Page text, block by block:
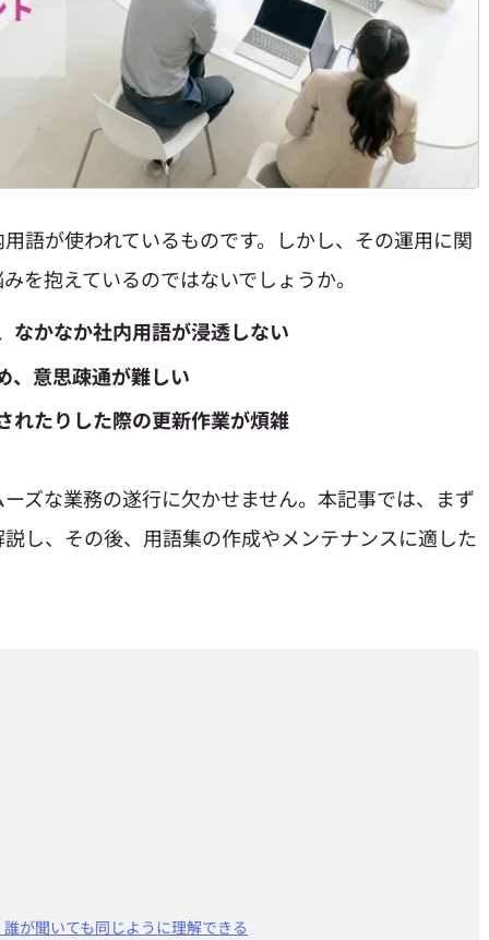
語が使われているものです。しかし、その運用に関
を抱えているのではないでしょうか。
なかなか社内用語が浸透しない
、意思疎通が難しい
れたりした際の更新作業が煩雑
ズな業務の遂行に欠かせません。本記事では、まず
し、その後、用語集の作成やメンテナンスに適した
が聞いても同じように理解できる